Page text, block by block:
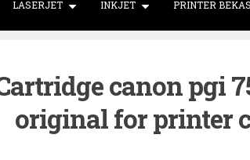
LASERJET INKJET PRINTER BEKAS
canon pgi
original for printer